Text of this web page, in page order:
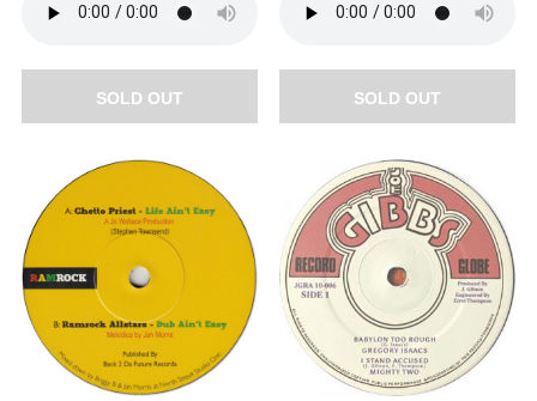
SOLD OUT SOLD OUT